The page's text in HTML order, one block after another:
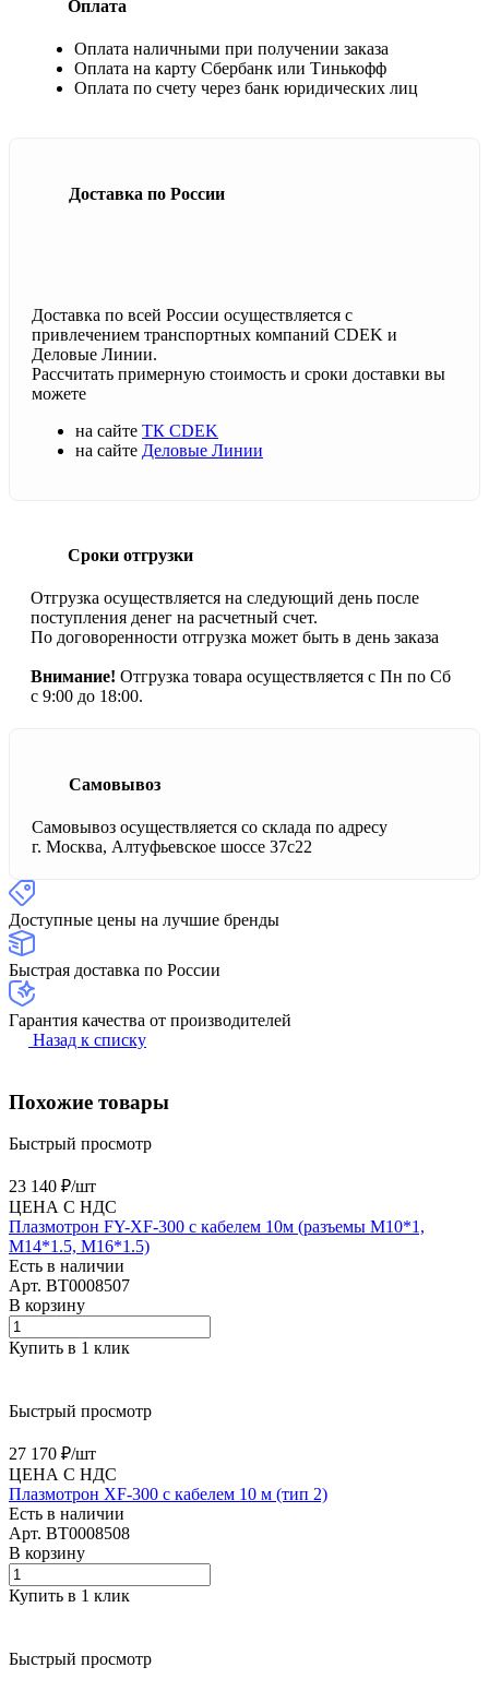
Оплата
Оплата наличными при получении заказа
Оплата на карту Сбербанк или Тинькофф
Оплата по счету через банк юридических лиц
Доставка по России
Доставка по всей России осуществляется с
привлечением транспортных компаний CDEK и
Деловые Линии.
Рассчитать примерную стоимость и сроки доставки вы
можете
на сайте ТК CDEK
на сайте Деловые Линии
Сроки отгрузки
Отгрузка осуществляется на следующий день после
поступления денег на расчетный счет.
По договоренности отгрузка может быть в день заказа
Внимание! Отгрузка товара осуществляется с Пн по Сб
с 9:00 до 18:00.
Самовывоз
Самовывоз осуществляется со склада по адресу
г. Москва, Алтуфьевское шоссе 37с22
Доступные цены на лучшие бренды
Быстрая доставка по России
Гарантия качества от производителей
Назад к списку
Похожие товары
Быстрый просмотр
23 140 ₽/шт
ЦЕНА С НДС
Плазмотрон FY-XF-300 c кабелем 10м (разъемы M10*1,
M14*1.5, M16*1.5)
Есть в наличии
Арт. BT0008507
В корзину
Купить в 1 клик
Быстрый просмотр
27 170 ₽/шт
ЦЕНА С НДС
Плазмотрон XF-300 с кабелем 10 м (тип 2)
Есть в наличии
Арт. BT0008508
В корзину
Купить в 1 клик
Быстрый просмотр